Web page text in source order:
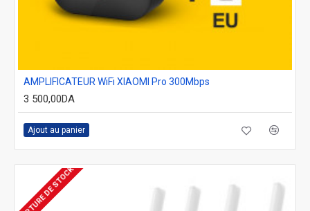
AMPLIFICATEUR WiFi XIAOMI Pro 300Mbps
3 500,00DA
Ajout au panier
RUPTURE DE STOCK